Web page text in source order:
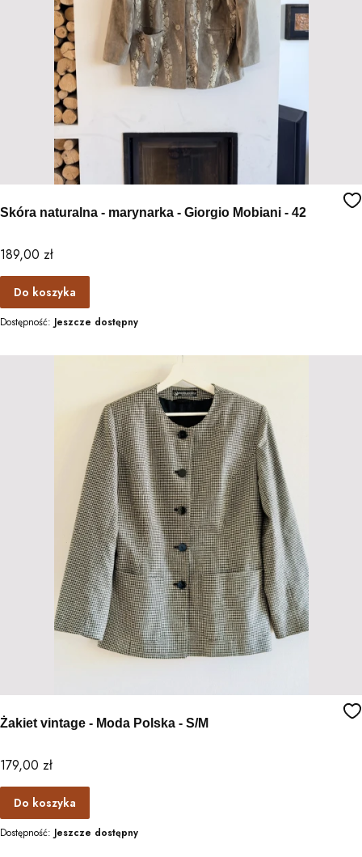
Skóra naturalna - marynarka - Giorgio Mobiani - 42
Cena
189,00 zł
Do koszyka
Dostępność: Jeszcze dostępny
Żakiet vintage - Moda Polska - S/M
Cena
179,00 zł
Do koszyka
Dostępność: Jeszcze dostępny